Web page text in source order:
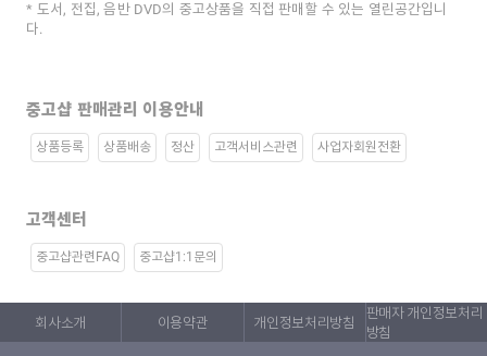
도서, 전집, 음반 DVD의 중고상품을 직접 판매할 수 있는 열린공간입니
다.
중고샵 판매관리 이용안내
상품등록 상품배송 정산 고객서비스관련 사업자회원전환
고객센터
중고샵관련FAQ 중고샵1:1문의
회사소개 이용약관 개인정보처리방침
판매자 개인정보처리
방침